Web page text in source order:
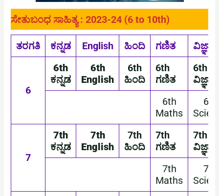
ಸೇತುಬಂಧ ಸಾಹಿತ್ಯ : 2023-24 (6 to 10th)
ತರಗತಿ ಕನ್ನಡ English ಹಿಂದಿ ಗಣಿತ ವಿಜ್ಞಾನ
6
6th
ಕನ್ನಡ
6th
English
6th
ಹಿಂದಿ
6th
ಗಣಿತ
6th
ವಿಜ್ಞಾನ
6th
Maths
6th
7
7th
ಕನ್ನಡ
7th
English
7th
ಹಿಂದಿ
7th
ಗಣಿತ
7th
ವಿಜ್ಞಾನ
7th
Maths
7th